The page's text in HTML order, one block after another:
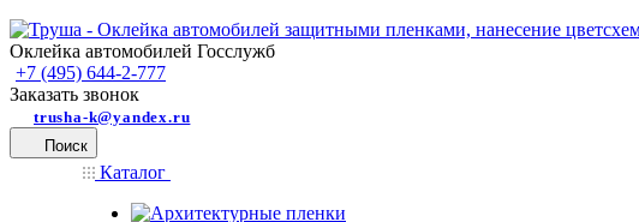
Оклейка автомобилей Госслужб
+7 (495) 644-2-777
Заказать звонок
trusha-k@yandex.ru
Поиск
Каталог